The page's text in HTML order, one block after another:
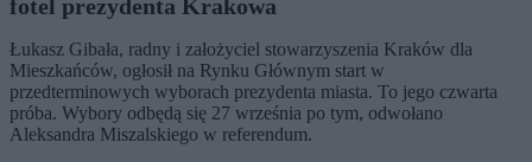
fotel prezydenta Krakowa
Łukasz Gibała, radny i założyciel stowarzyszenia Kraków dla
Mieszkańców, ogłosił na Rynku Głównym start w
przedterminowych wyborach prezydenta miasta. To jego czwarta
próba. Wybory odbędą się 27 września po tym, odwołano
Aleksandra Miszalskiego w referendum.